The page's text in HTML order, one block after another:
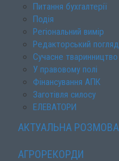
Питання бухгалтерії
Подія
Регіональний вимір
Редакторський погляд
Сучасне тваринництво
У правовому полі
Фінансування АПК
Заготівля силосу
ЕЛЕВАТОРИ
АКТУАЛЬНА РОЗМОВА
АГРОРЕКОРДИ